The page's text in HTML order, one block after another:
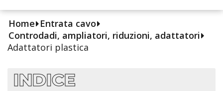
Home Entrata cavo
Controdadi, ampliatori, riduzioni, adattatori
Adattatori plastica
INDICE